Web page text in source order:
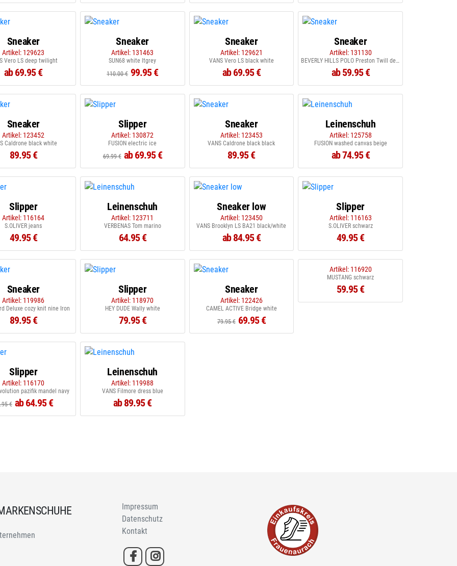
Sneaker
Artikel: 129623
Vero LS deep twilight
ab 69.95 €
Sneaker
Artikel: 131463
SUN68 white ltgrey
110.00 € 99.95 €
Sneaker
Artikel: 129621
VANS Vero LS black white
ab 69.95 €
Sneaker
Artikel: 131130
BEVERLY HILLS POLO Preston Twill deep white
ab 59.95 €
Sneaker
Artikel: 123452
Caldrone black white
89.95 €
Slipper
Artikel: 130872
FUSION electric ice
69.99 € ab 69.95 €
Sneaker
Artikel: 123453
VANS Caldrone black black
89.95 €
Leinenschuh
Artikel: 125758
FUSION washed canvas beige
ab 74.95 €
Slipper
Artikel: 116164
S.OLIVER jeans
49.95 €
Leinenschuh
Artikel: 123711
VERBENAS Tom marino
64.95 €
Sneaker low
Artikel: 123450
VANS Brooklyn LS BA21 black/white
ab 84.95 €
Slipper
Artikel: 116163
S.OLIVER schwarz
49.95 €
Sneaker
Artikel: 119986
Deluxe cozy knit nine Iron
89.95 €
Slipper
Artikel: 118970
HEY DUDE Wally white
79.95 €
Sneaker
Artikel: 122426
CAMEL ACTIVE Bridge white
79.95 € 69.95 €
Artikel: 116920
MUSTANG schwarz
59.95 €
Slipper
Artikel: 116170
pazifik mandel navy
€ ab 64.95 €
Leinenschuh
Artikel: 119988
VANS Filmore dress blue
ab 89.95 €
Impressum
Datenschutz
Kontakt